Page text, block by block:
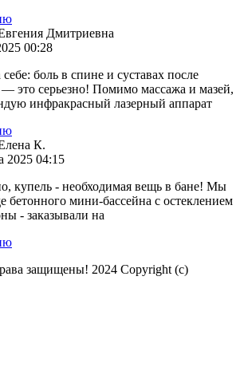
Дмитриевна
00:28
боль в спине и суставах после
— это серьезно! Помимо массажа и мазей,
инфракрасный лазерный аппарат
К.
2025 04:15
купель - необходимая вещь в бане! Мы
бетонного мини-бассейна с остеклением
- заказывали на
защищены! 2024 Copyright (с)